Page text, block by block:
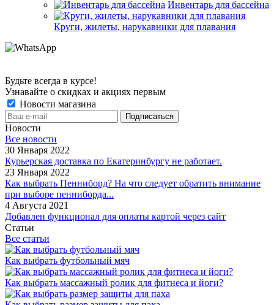
Инвентарь для бассейна
Круги, жилеты, нарукавники для плавания
Будьте всегда в курсе!
Узнавайте о скидках и акциях первым
Новости магазина
Новости
Все новости
30 Января 2022
Курьерская доставка по Екатеринбургу не работает.
23 Января 2022
Как выбрать Пенниборд? На что следует обратить внимание
при выборе пенниборда...
4 Августа 2021
Добавлен функционал для оплаты картой через сайт
Статьи
Все статьи
Как выбрать футбольный мяч
Как выбрать массажный ролик для фитнеса и йоги?